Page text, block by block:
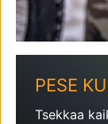
PESE
Tsekkaa